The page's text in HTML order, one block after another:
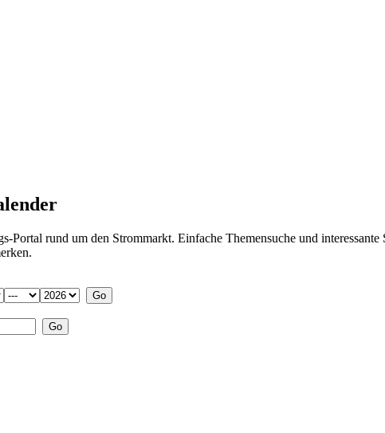
Portal rund um den Strommarkt. Einfache Themensuche und